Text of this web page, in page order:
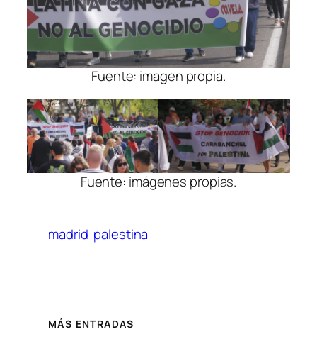
Fuente: imagen propia.
Fuente: imágenes propias.
madrid palestina
MÁS ENTRADAS